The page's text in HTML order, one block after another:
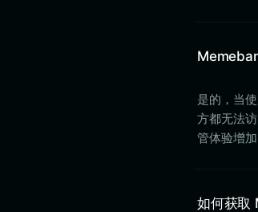
是的，当
方都无法
管体验增
如何获取